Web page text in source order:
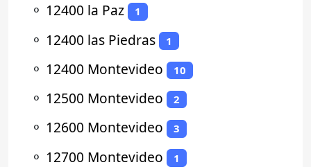
⚬ 12400 la Paz 1
⚬ 12400 las Piedras 1
⚬ 12400 Montevideo 10
⚬ 12500 Montevideo 2
⚬ 12600 Montevideo 3
⚬ 12700 Montevideo 1